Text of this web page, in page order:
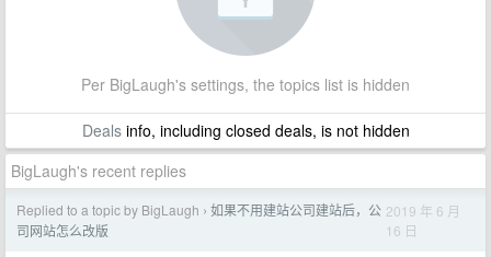
Per BigLaugh's settings, the topics list is hidden
Dealsinfo, including closed deals, is not hidden
BigLaugh's recent replies
Replied to a topic by BigLaugh › 如果不用建站公司建站后，公
司网站怎么改版
2019 年 6 月
16 日